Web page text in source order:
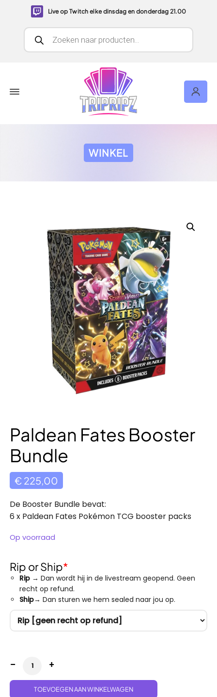
Live op Twitch elke dinsdag en donderdag 21.00
Producten zoeken
WINKEL
Paldean Fates Booster
Bundle
€ 225,00
De Booster Bundle bevat:
6 x Paldean Fates Pokémon TCG booster packs
Op voorraad
*
Rip or Ship
Rip → Dan wordt hij in de livestream geopend. Geen
recht op refund.
Ship→ Dan sturen we hem sealed naar jou op.
Paldean Fates Booster Bundle aantal
TOEVOEGEN AAN WINKELWAGEN